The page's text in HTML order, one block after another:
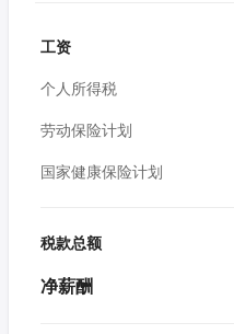
工资
个人所得税
劳动保险计划
国家健康保险计划
税款总额
净薪酬